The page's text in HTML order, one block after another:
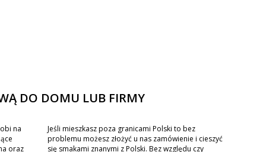
DO DOMU LUB FIRMY
na
oraz
Jeśli mieszkasz poza granicami Polski to bez
problemu możesz złożyć u nas zamówienie i cieszyć
się smakami znanymi z Polski. Bez względu czy